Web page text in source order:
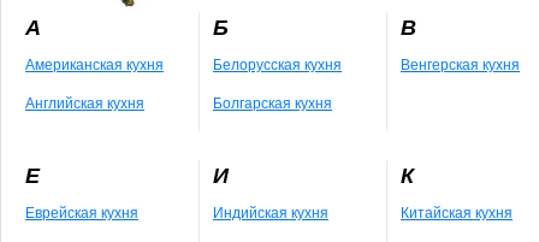
А
Американская кухня
Английская кухня
Б
Белорусская кухня
Болгарская кухня
В
Венгерская кухня
Е
Еврейская кухня
И
Индийская кухня
К
Китайская кухня